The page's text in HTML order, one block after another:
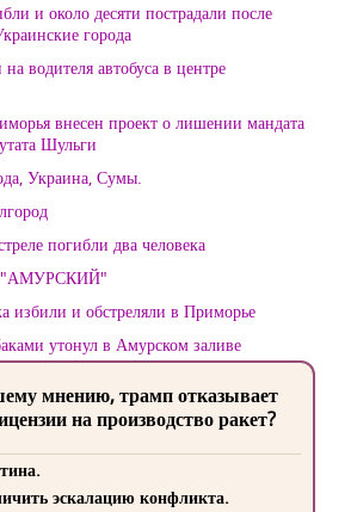
и около десяти пострадали после
города
водителя автобуса в центре
внесен проект о лишении мандата
Шульги
Украина, Сумы.
погибли два человека
избили и обстреляли в Приморье
утонул в Амурском заливе
мнению, трамп отказывает
на производство ракет?
эскалацию конфликта.